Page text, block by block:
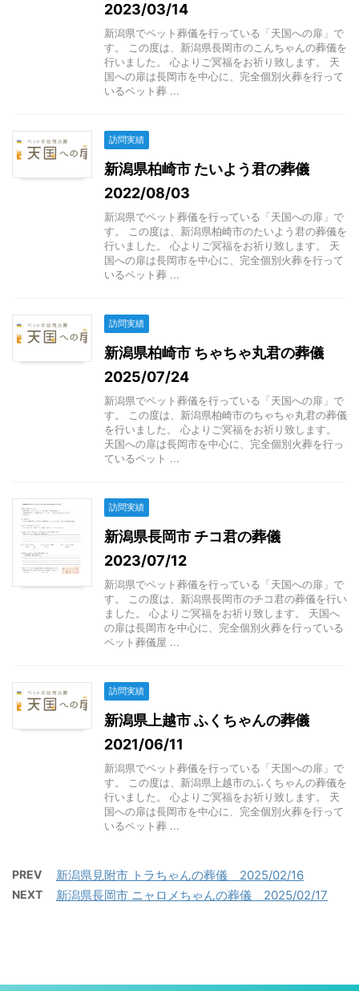
2023/03/14
新潟県でペット葬儀を行っている「天国への扉」で
す。 この度は、新潟県長岡市のこんちゃんの葬儀を
行いました。 心よりご冥福をお祈り致します。 天
国への扉は長岡市を中心に、完全個別火葬を行って
いるペット葬 ...
訪問実績
新潟県柏崎市 たいよう君の葬儀
2022/08/03
新潟県でペット葬儀を行っている「天国への扉」で
す。 この度は、新潟県柏崎市のたいよう君の葬儀を
行いました。 心よりご冥福をお祈り致します。 天
国への扉は長岡市を中心に、完全個別火葬を行って
いるペット葬 ...
訪問実績
新潟県柏崎市 ちゃちゃ丸君の葬儀
2025/07/24
新潟県でペット葬儀を行っている「天国への扉」で
す。 この度は、新潟県柏崎市のちゃちゃ丸君の葬儀
を行いました。 心よりご冥福をお祈り致します。
天国への扉は長岡市を中心に、完全個別火葬を行っ
ているペット ...
訪問実績
新潟県長岡市 チコ君の葬儀
2023/07/12
新潟県でペット葬儀を行っている「天国への扉」で
す。 この度は、新潟県長岡市のチコ君の葬儀を行い
ました。 心よりご冥福をお祈り致します。 天国へ
の扉は長岡市を中心に、完全個別火葬を行っている
ペット葬儀屋 ...
訪問実績
新潟県上越市 ふくちゃんの葬儀
2021/06/11
新潟県でペット葬儀を行っている「天国への扉」で
す。 この度は、新潟県上越市のふくちゃんの葬儀を
行いました。 心よりご冥福をお祈り致します。 天
国への扉は長岡市を中心に、完全個別火葬を行って
いるペット葬 ...
PREV 新潟県見附市 トラちゃんの葬儀 2025/02/16
NEXT 新潟県長岡市 ニャロメちゃんの葬儀 2025/02/17